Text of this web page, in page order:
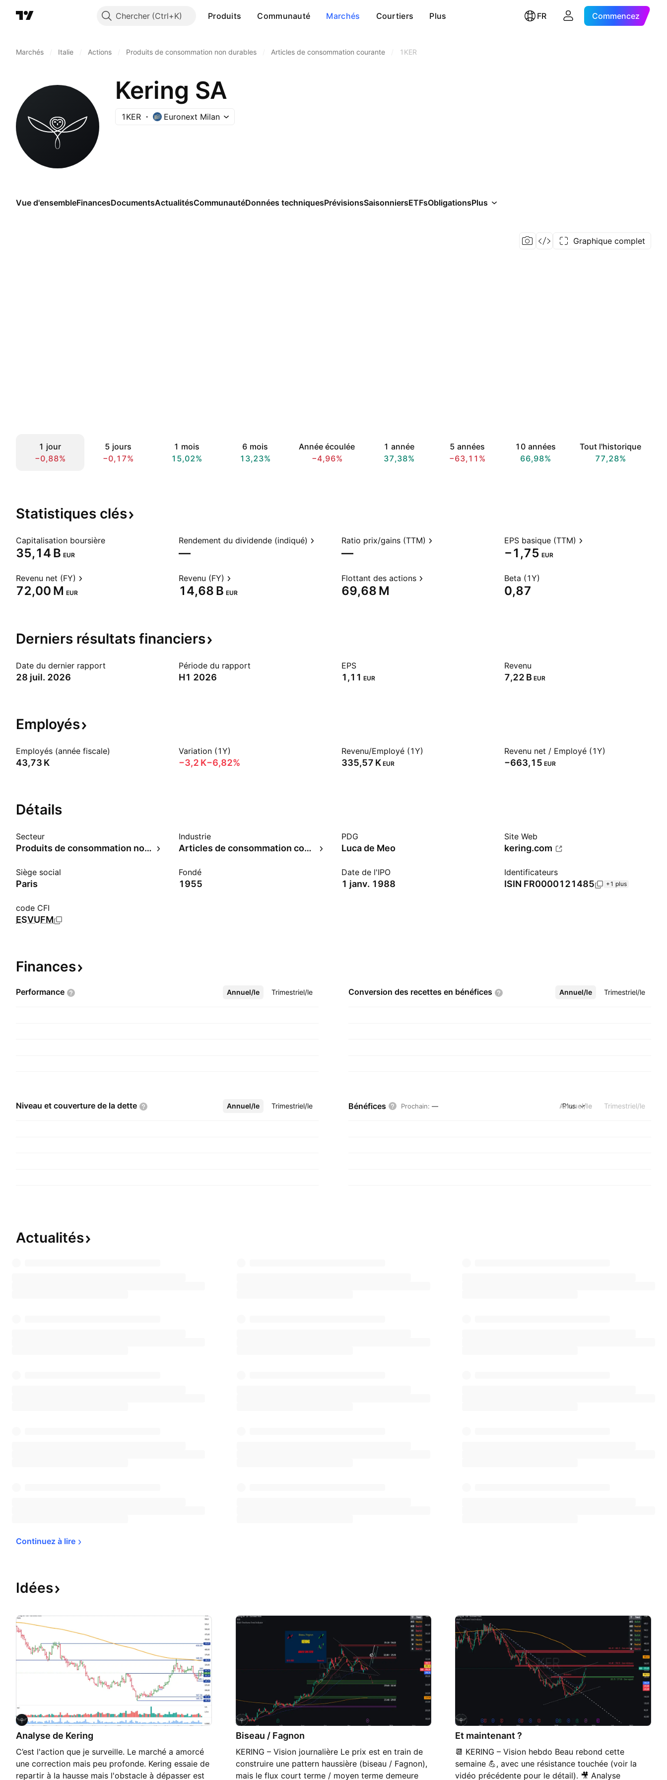
Chercher Produits Communauté Marchés Courtiers Plus FR Commencez
Marchés Italie Actions Produits de consommation non durables Articles de consommation courante 1KER
Kering SA
1KER Euronext Milan
Vue d'ensembleFinancesDocumentsActualitésCommunautéDonnées techniquesPrévisionsSaisonniersETFsObligationsPlus
Graphique complet
1 jour
−0,88%
5 jours
−0,17%
1 mois
15,02%
6 mois
13,23%
Année écoulée
−4,96%
1 année
37,38%
5 années
−63,11%
10 années
66,98%
Tout l'historique
77,28%
Statistiques clés
Capitalisation boursière
‪35,14 B‬ EUR
Rendement du dividende (indiqué)
—
Ratio prix/gains (TTM)
—
EPS basique (TTM)
−1,75 EUR
Revenu net (FY)
‪72,00 M‬ EUR
Revenu (FY)
‪14,68 B‬ EUR
Flottant des actions
‪69,68 M‬
Beta (1Y)
0,87
Derniers résultats financiers
Date du dernier rapport
28 juil. 2026
Période du rapport
H1 2026
EPS
1,11 EUR
Revenu
‪7,22 B‬ EUR
Employés
Employés (année fiscale)
‪43,73 K‬
Variation (1Y)
‪−3,2 K‬−6,82%
Revenu/Employé (1Y)
‪335,57 K‬ EUR
Revenu net / Employé (1Y)
−663,15 EUR
Détails
Secteur
Produits de consommation non durables
Industrie
Articles de consommation courante
PDG
Luca de Meo
Site Web
kering.com
Siège social
Paris
Fondé
1955
Date de l'IPO
1 janv. 1988
Identificateurs
ISIN FR0000121485 +1 plus
code CFI
ESVUFM
Finances
Performance Annuel/le Trimestriel/le
Plus Conversion des recettes en bénéfices Annuel/le Trimestriel/le
Plus
Niveau et couverture de la dette Annuel/le Trimestriel/le
Plus Bénéfices Prochain: — Annuel/le Trimestriel/le
Plus
Actualités
Continuez à lire
Idées
Analyse de Kering
C’est l'action que je surveille. Le marché a amorcé
une correction mais peu profonde. Kering essaie de
repartir à la hausse mais l'obstacle à dépasser est
Biseau / Fagnon
KERING – Vision journalière Le prix est en train de
construire une pattern haussière (biseau / Fagnon),
mais le flux court terme / moyen terme demeure
Et maintenant ?
📆 KERING – Vision hebdo Beau rebond cette
semaine 💪, avec une résistance touchée (voir la
vidéo précédente pour le détail). 🎥 Analyse